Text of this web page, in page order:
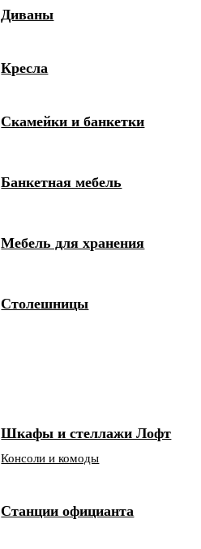
Диваны
Кресла
Скамейки и банкетки
Банкетная мебель
Мебель для хранения
Столешницы
Шкафы и стеллажи Лофт
Консоли и комоды
Станции официанта